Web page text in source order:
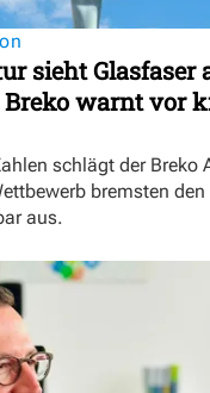
sieht Glasfaser
Breko warnt vor
schlägt der Breko
bremsten den
aus.